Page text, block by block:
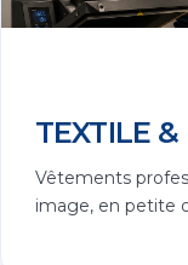
TEXTILE
Vêtements
image, en petite